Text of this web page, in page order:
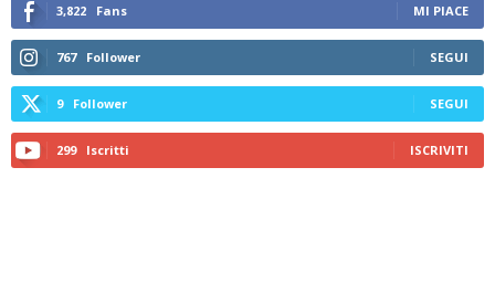
3,822 Fans MI PIACE
767 Follower SEGUI
9 Follower SEGUI
299 Iscritti ISCRIVITI